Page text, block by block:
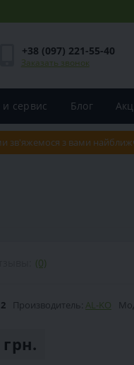
+38 (097) 221-55-40
Заказать звонок
сервис Блог
зв'яжемося з вами
(0)
Производитель: AL-KO